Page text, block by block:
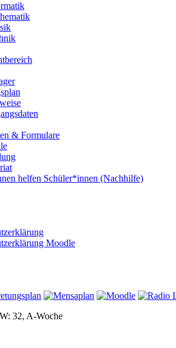
& Formulare
helfen Schüler*innen (Nachhilfe)
Moodle
32, A-Woche